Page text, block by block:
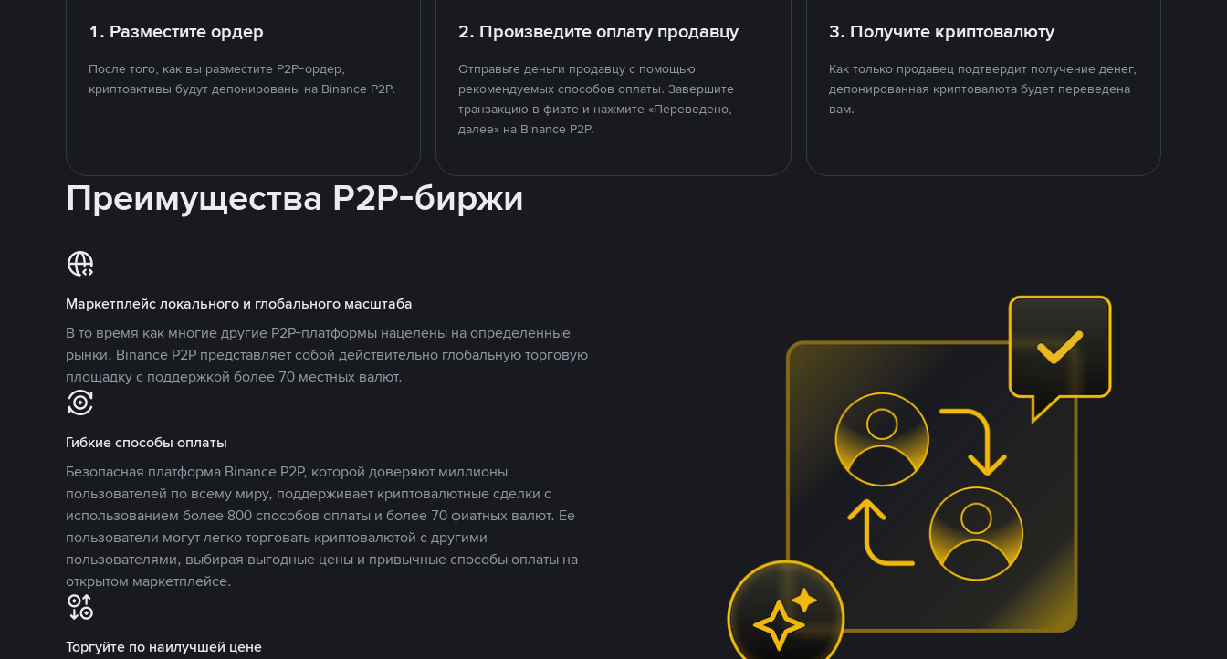
1. Разместите ордер
После того, как вы разместите P2P-ордер,
криптоактивы будут депонированы на Binance P2P.
2. Произведите оплату продавцу
Отправьте деньги продавцу с помощью
рекомендуемых способов оплаты. Завершите
транзакцию в фиате и нажмите «Переведено,
далее» на Binance P2P.
3. Получите криптовалюту
Как только продавец подтвердит получение денег,
депонированная криптовалюта будет переведена
вам.
Преимущества P2P-биржи
Маркетплейс локального и глобального масштаба
В то время как многие другие P2P-платформы нацелены на определенные
рынки, Binance P2P представляет собой действительно глобальную торговую
площадку с поддержкой более 70 местных валют.
Гибкие способы оплаты
Безопасная платформа Binance P2P, которой доверяют миллионы
пользователей по всему миру, поддерживает криптовалютные сделки с
использованием более 800 способов оплаты и более 70 фиатных валют. Ее
пользователи могут легко торговать криптовалютой с другими
пользователями, выбирая выгодные цены и привычные способы оплаты на
открытом маркетплейсе.
Торгуйте по наилучшей цене